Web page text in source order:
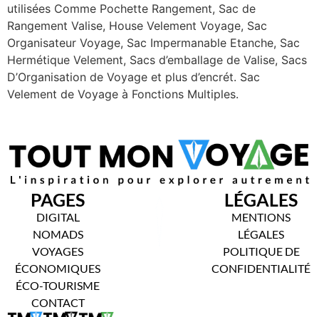
utilisées Comme Pochette Rangement, Sac de
Rangement Valise, House Velement Voyage, Sac
Organisateur Voyage, Sac Impermanable Etanche, Sac
Hermétique Velement, Sacs d’emballage de Valise, Sacs
D’Organisation de Voyage et plus d’encrét. Sac
Velement de Voyage à Fonctions Multiples.
PAGES
DIGITAL
NOMADS
VOYAGES
ÉCONOMIQUES
ÉCO-TOURISME
CONTACT
LÉGALES
MENTIONS
LÉGALES
POLITIQUE DE
CONFIDENTIALITÉ